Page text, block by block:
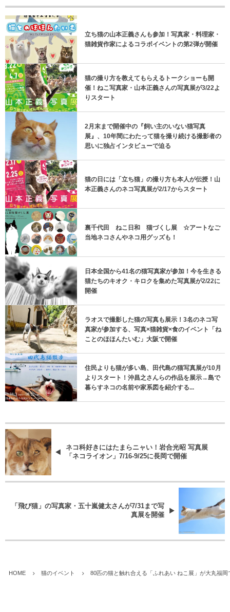
立ち猫の山本正義さんも参加！写真家・料理家・
猫雑貨作家によるコラボイベントの第2弾が開催
猫の撮り方を教えてもらえるトークショーも開
催！ねこ写真家・山本正義さんの写真展が3/22よ
りスタート
2月末まで開催中の『飼い主のいない猫写真
展』、10年間にわたって猫を撮り続ける撮影者の
思いに独占インタビューで迫る
猫の日には「立ち猫」の撮り方も本人が伝授！山
本正義さんのネコ写真展が2/17からスタート
裏千代田 ねこ日和 猫づくし展 ☆アートなご
当地ネコさんやネコ用グッズも！
日本全国から41名の猫写真家が参加！今を生きる
猫たちのキオク・キロクを集めた写真展が2/22に
開催
ラオスで撮影した猫の写真も展示！3名のネコ写
真家が参加する、写真×猫雑貨×食のイベント「ね
ことのほほんたいむ」大阪で開催
住民よりも猫が多い島、田代島の猫写真展が10月
よりスタート！沖昌之さんらの作品を展示→島で
暮らすネコの名前や家系図を紹介する...
ネコ科好きにはたまらニャい！岩合光昭 写真展
「ネコライオン」7/16-9/25に長岡で開催
「飛び猫」の写真家・五十嵐健太さんが7/31まで写
真展を開催
HOME 猫のイベント 80匹の猫と触れ合える「ふれあい ねこ展」が大丸福岡